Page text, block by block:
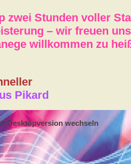
zwei Stunden voller
– wir freuen
willkommen zu
Pikard
Desktopversion wechseln